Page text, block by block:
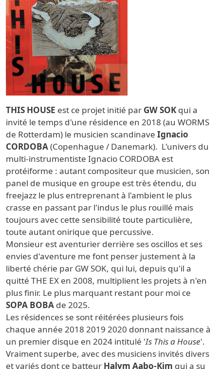
THIS HOUSE est ce projet initié par GW SOK qui a
invité le temps d'une résidence en 2018 (au WORMS
de Rotterdam) le musicien scandinave Ignacio
CORDOBA(Copenhague / Danemark). L'univers du
multi-instrumentiste Ignacio CORDOBA est
protéiforme : autant compositeur que musicien, son
panel de musique en groupe est très étendu, du
freejazz le plus entreprenant à l'ambient le plus
crasse en passant par l'indus le plus rouillé mais
toujours avec cette sensibilité toute particulière,
toute autant onirique que percussive.
Monsieur est aventurier derrière ses oscillos et ses
envies d'aventure me font penser justement à la
liberté chérie par GW SOK, qui lui, depuis qu'il a
quitté THE EX en 2008, multiplient les projets à n'en
plus finir. Le plus marquant restant pour moi ce
SOPA BOBA de 2025.
Les résidences se sont réitérées plusieurs fois
chaque année 2018 2019 2020 donnant naissance à
un premier disque en 2024 intitulé 'Is This a House'.
Vraiment superbe, avec des musiciens invités divers
et variés dont ce batteur Halym Aabo-Kim qui a su